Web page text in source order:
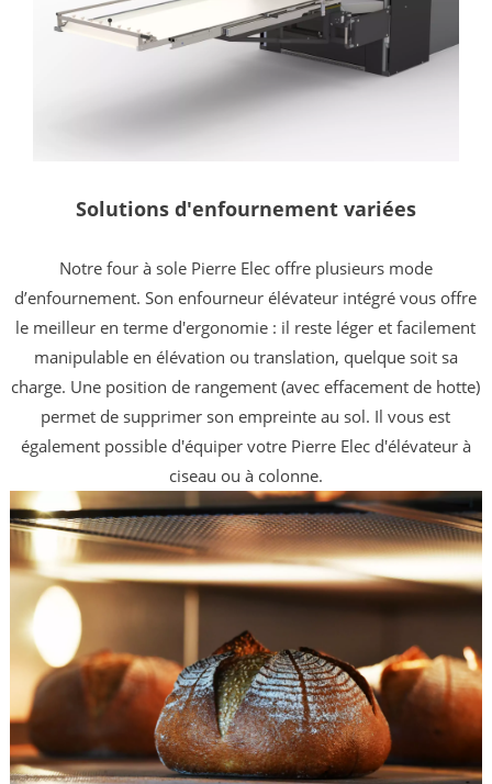
Solutions d'enfournement variées
Notre four à sole Pierre Elec offre plusieurs mode
d’enfournement. Son enfourneur élévateur intégré vous offre
le meilleur en terme d'ergonomie : il reste léger et facilement
manipulable en élévation ou translation, quelque soit sa
charge. Une position de rangement (avec effacement de hotte)
permet de supprimer son empreinte au sol. Il vous est
également possible d'équiper votre Pierre Elec d'élévateur à
ciseau ou à colonne.